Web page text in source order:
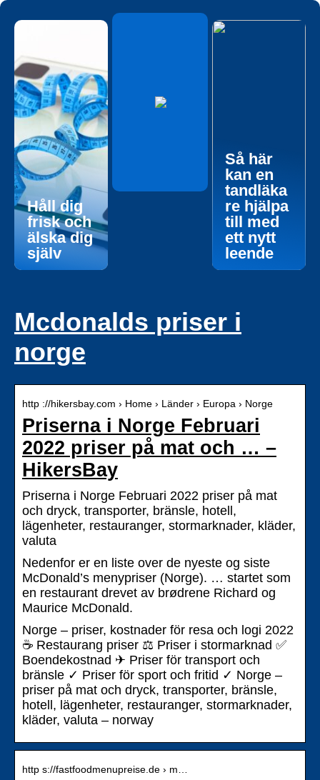
Håll dig
frisk och
älska dig
själv
Så här
kan en
tandläka
re hjälpa
till med
ett nytt
leende
Mcdonalds priser i
norge
http ://hikersbay.com › Home › Länder › Europa › Norge
Priserna i Norge Februari
2022 priser på mat och … –
HikersBay
Priserna i Norge Februari 2022 priser på mat
och dryck, transporter, bränsle, hotell,
lägenheter, restauranger, stormarknader, kläder,
valuta
Nedenfor er en liste over de nyeste og siste
McDonald’s menypriser (Norge). … startet som
en restaurant drevet av brødrene Richard og
Maurice McDonald.
Norge – priser, kostnader för resa och logi 2022
☕ Restaurang priser ⚖ Priser i stormarknad ✅
Boendekostnad ✈ Priser för transport och
bränsle ✓ Priser för sport och fritid ✓ Norge –
priser på mat och dryck, transporter, bränsle,
hotell, lägenheter, restauranger, stormarknader,
kläder, valuta – norway
http s://fastfoodmenupreise.de › m…